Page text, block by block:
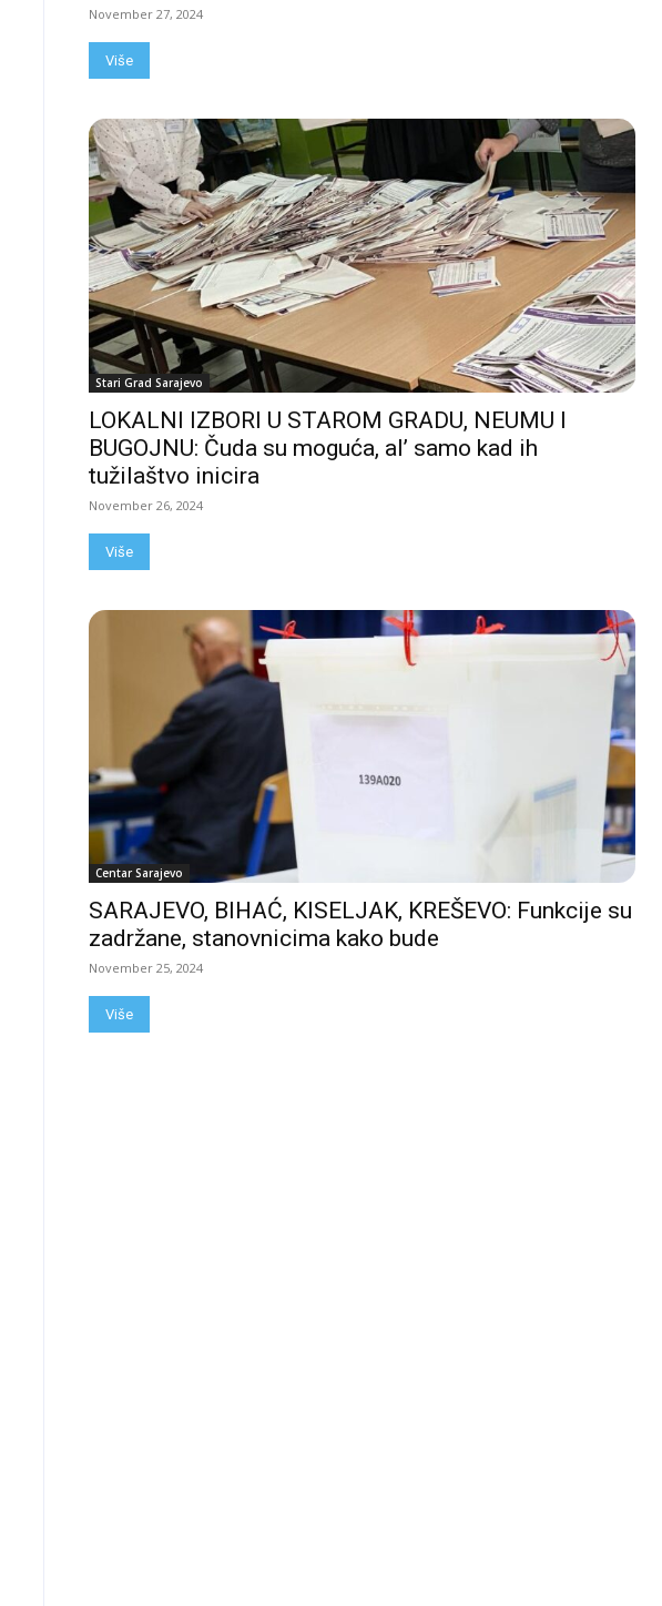
November 27, 2024
Više
Stari Grad Sarajevo
LOKALNI IZBORI U STAROM GRADU, NEUMU I
BUGOJNU: Čuda su moguća, al’ samo kad ih
tužilaštvo inicira
November 26, 2024
Više
Centar Sarajevo
SARAJEVO, BIHAĆ, KISELJAK, KREŠEVO: Funkcije su
zadržane, stanovnicima kako bude
November 25, 2024
Više